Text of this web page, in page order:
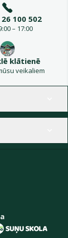
100 502
– 17:00
klātienē
veikaliem